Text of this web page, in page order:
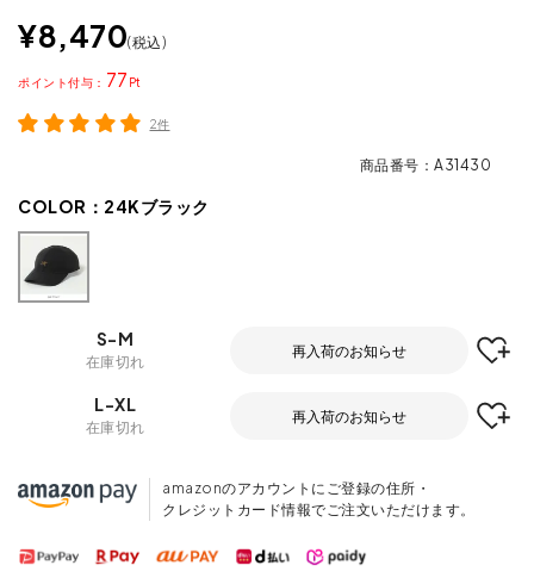
¥8,470 税込
77
ポイント
2件
商品番号 A31430
COLOR： 24Kブラック
S-M
在庫切れ
再入荷のお知らせ
L-XL
在庫切れ
再入荷のお知らせ
amazonのアカウントにご登録の住所・
クレジットカード情報でご注文いただけます。